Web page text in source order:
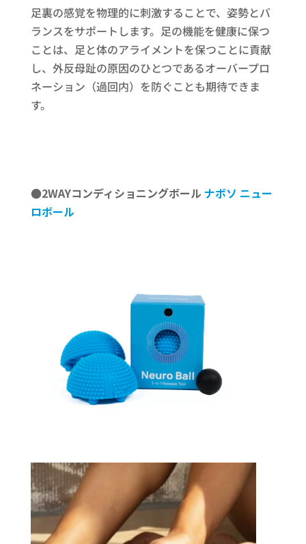
足裏の感覚を物理的に刺激することで、姿勢とバ
ランスをサポートします。足の機能を健康に保つ
ことは、足と体のアライメントを保つことに貢献
し、外反母趾の原因のひとつであるオーバープロ
ネーション（過回内）を防ぐことも期待できま
す。
●2WAYコンディショニングボール ナボソ ニュー
ロボール